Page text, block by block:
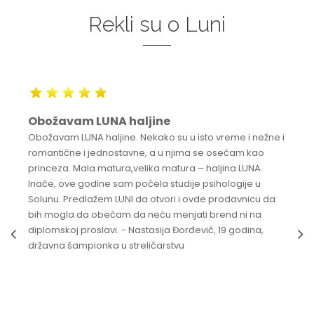
Rekli su o Luni
Obožavam LUNA haljine
Obožavam LUNA haljine. Nekako su u isto vreme i nežne i
romantične i jednostavne, a u njima se osećam kao
princeza. Mala matura,velika matura – haljina LUNA.
Inače, ove godine sam počela studije psihologije u
Solunu. Predlažem LUNI da otvori i ovde prodavnicu da
bih mogla da obećam da neću menjati brend ni na
diplomskoj proslavi. - Nastasija Đorđević, 19 godina,
državna šampionka u streličarstvu